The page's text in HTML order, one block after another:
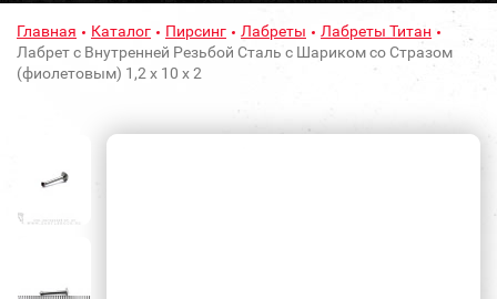
Главная Каталог Пирсинг Лабреты
Лабреты Титан
Лабрет с Внутренней Резьбой Сталь с Шариком со Стразом
(фиолетовым) 1,2 х 10 х 2